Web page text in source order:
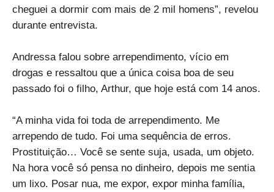
cheguei a dormir com mais de 2 mil homens”, revelou
durante entrevista.
Andressa falou sobre arrependimento, vício em
drogas e ressaltou que a única coisa boa de seu
passado foi o filho, Arthur, que hoje está com 14 anos.
“A minha vida foi toda de arrependimento. Me
arrependo de tudo. Foi uma sequência de erros.
Prostituição… Você se sente suja, usada, um objeto.
Na hora você só pensa no dinheiro, depois me sentia
um lixo. Posar nua, me expor, expor minha família,